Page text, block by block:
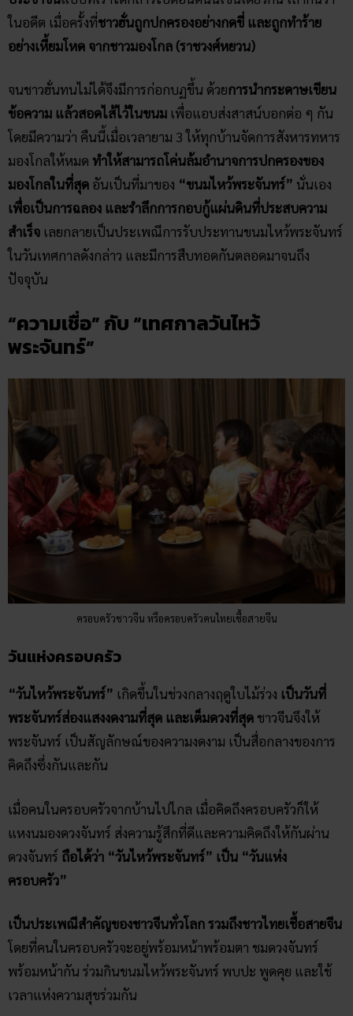
ในอดีต เมื่อครั้งที่ชาวฮั่นถูกปกครองอย่างกดขี่ และถูกทำร้าย
อย่างเหี้ยมโหด จากชาวมองโกล (ราชวงศ์หยวน)
จนชาวฮั่นทนไม่ได้จึงมีการก่อกบฏขึ้น ด้วยการนำกระดาษเขียน
ข้อความ แล้วสอดไส้ไว้ในขนม เพื่อแอบส่งสาสน์บอกต่อ ๆ กัน
โดยมีความว่า คืนนี้เมื่อเวลายาม 3 ให้ทุกบ้านจัดการสังหารทหาร
มองโกลให้หมด ทำให้สามารถโค่นล้มอำนาจการปกครองของ
มองโกลในที่สุด อันเป็นที่มาของ “ขนมไหว้พระจันทร์” นั่นเอง
เพื่อเป็นการฉลอง และรำลึกการกอบกู้แผ่นดินที่ประสบความ
สำเร็จ เลยกลายเป็นประเพณีการรับประทานขนมไหว้พระจันทร์
ในวันเทศกาลดังกล่าว และมีการสืบทอดกันตลอดมาจนถึง
ปัจจุบัน
“ความเชื่อ” กับ “เทศกาลวันไหว้
พระจันทร์”
ครอบครัวชาวจีน หรือครอบครัวคนไทยเชื้อสายจีน
วันแห่งครอบครัว
“วันไหว้พระจันทร์” เกิดขึ้นในช่วงกลางฤดูใบไม้ร่วง เป็นวันที่
พระจันทร์ส่องแสงงดงามที่สุด และเต็มดวงที่สุด ชาวจีนจึงให้
พระจันทร์ เป็นสัญลักษณ์ของความงดงาม เป็นสื่อกลางของการ
คิดถึงซึ่งกันและกัน
เมื่อคนในครอบครัวจากบ้านไปไกล เมื่อคิดถึงครอบครัวก็ให้
แหงนมองดวงจันทร์ ส่งความรู้สึกที่ดีและความคิดถึงให้กันผ่าน
ดวงจันทร์ ถือได้ว่า “วันไหว้พระจันทร์” เป็น “วันแห่ง
ครอบครัว”
เป็นประเพณีสำคัญของชาวจีนทั่วโลก รวมถึงชาวไทยเชื้อสายจีน
โดยที่คนในครอบครัวจะอยู่พร้อมหน้าพร้อมตา ชมดวงจันทร์
พร้อมหน้ากัน ร่วมกินขนมไหว้พระจันทร์ พบปะ พูดคุย และใช้
เวลาแห่งความสุขร่วมกัน